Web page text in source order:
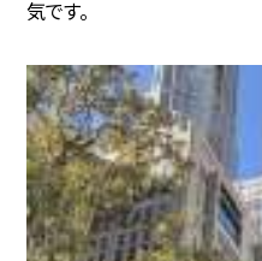
気です。